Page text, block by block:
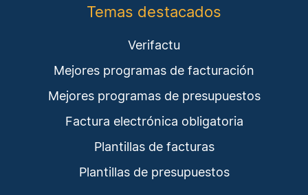
Temas destacados
Verifactu
Mejores programas de facturación
Mejores programas de presupuestos
Factura electrónica obligatoria
Plantillas de facturas
Plantillas de presupuestos